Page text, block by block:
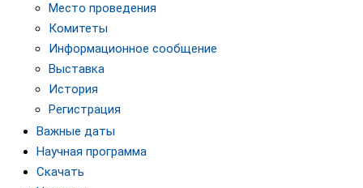
Место проведения
Комитеты
Информационное сообщение
Выставка
История
Регистрация
Важные даты
Научная программа
Скачать